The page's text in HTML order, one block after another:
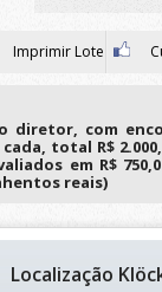
Imprimir Lote
diretor, com
total R$
em R$
reais)
Localização